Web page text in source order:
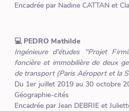
Encadrée par Nadine CATTAN et
💻 PEDRO Mathilde
Ingénieure d'études "Projet
foncière et immobilière de deux
de transport (Paris Aéroport et la
Du 1er juillet 2019 au 30 octobre
Géographie-cités
Encadrée par Jean DEBRIE et